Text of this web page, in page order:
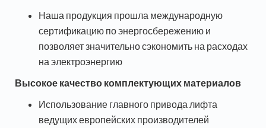
Наша продукция прошла международную
сертификацию по энергосбережению и
позволяет значительно сэкономить на расходах
на электроэнергию
Высокое качество комплектующих материалов
Использование главного привода лифта
ведущих европейских производителей